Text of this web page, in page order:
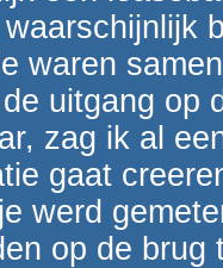
waren
uitgang op
zag ik al
gaat
werd
op de brug